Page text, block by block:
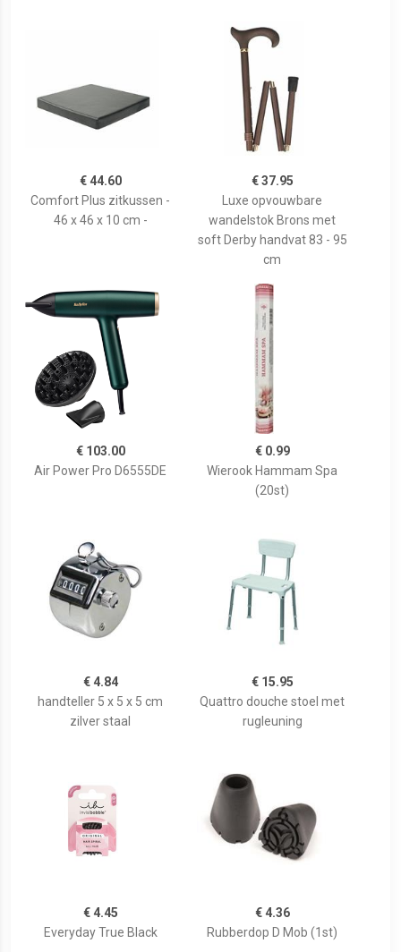
€ 44.60
Comfort Plus zitkussen -
46 x 46 x 10 cm -
€ 37.95
Luxe opvouwbare
wandelstok Brons met
soft Derby handvat 83 - 95
cm
€ 103.00
Air Power Pro D6555DE
€ 0.99
Wierook Hammam Spa
(20st)
€ 4.84
handteller 5 x 5 x 5 cm
zilver staal
€ 15.95
Quattro douche stoel met
rugleuning
€ 4.45
Everyday True Black
€ 4.36
Rubberdop D Mob (1st)